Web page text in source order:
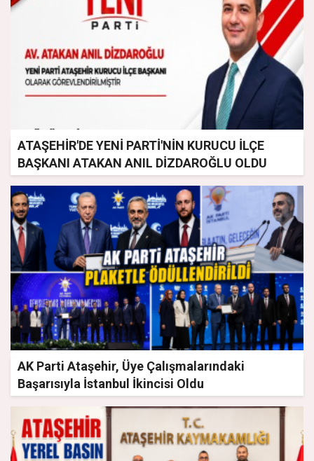
ATAŞEHİR'DE YENİ PARTİ'NİN KURUCU İLÇE
BAŞKANI ATAKAN ANIL DİZDAROĞLU OLDU
AK Parti Ataşehir, Üye Çalışmalarındaki
Başarısıyla İstanbul İkincisi Oldu